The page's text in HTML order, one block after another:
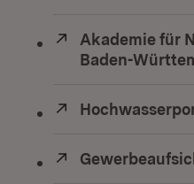
Extern:
Akademie für
Baden-
Extern:
Extern: